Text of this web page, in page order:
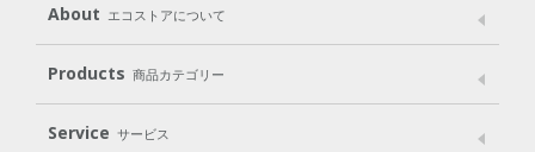
About エコストアについて
メッセージ ブランドストーリー
パッケージへのこだわり
動物実験をしない
Products 商品カテゴリー
Laundry
Service サービス